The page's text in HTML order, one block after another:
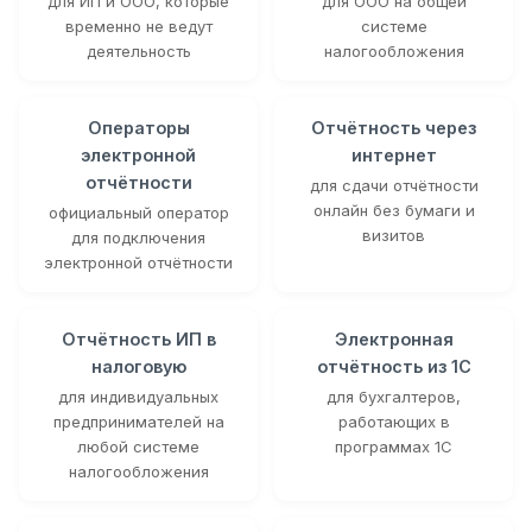
временно не ведут
деятельность
системе
налогообложения
Операторы
электронной
отчётности
официальный оператор
для подключения
электронной отчётности
Отчётность через
интернет
для сдачи отчётности
онлайн без бумаги и
визитов
Отчётность ИП в
налоговую
для индивидуальных
предпринимателей на
любой системе
налогообложения
Электронная
отчётность из 1С
для бухгалтеров,
работающих в
программах 1С